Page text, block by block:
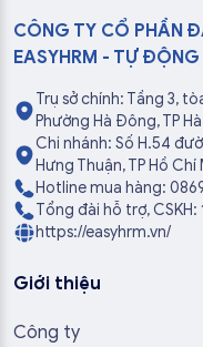
CÔNG TY CỔ PHẦN
EASYHRM - TỰ
Trụ sở chính: Tầng 3,
Phường Hà Đông, TP
Chi nhánh: Số H.54
Hưng Thuận, TP Hồ Chí
Hotline mua hàng:
Tổng đài hỗ trợ, CSKH:
https://easyhrm.vn/
Giới thiệu
Công ty